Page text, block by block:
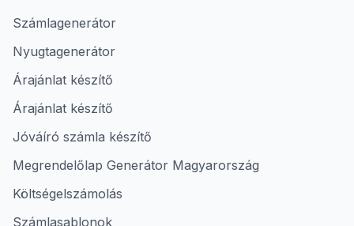
Számlagenerátor
Nyugtagenerátor
Árajánlat készítő
Árajánlat készítő
Jóváíró számla készítő
Megrendelőlap Generátor Magyarország
Költségelszámolás
Számlasablonok